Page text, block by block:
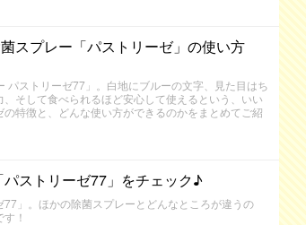
スプレー「パストリーゼ」の使い方
ストリーゼ77」。白地にブルーの文字、見た目はち
そして食べられるほど安心して使えるという、いい
特徴と、どんな使い方ができるのかをまとめてご紹
ストリーゼ77」をチェック♪
」。ほかの除菌スプレーとどんなところが違うの
！